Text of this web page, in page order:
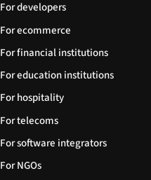
For developers
For ecommerce
For financial institutions
For education institutions
For hospitality
For telecoms
For software integrators
For NGOs